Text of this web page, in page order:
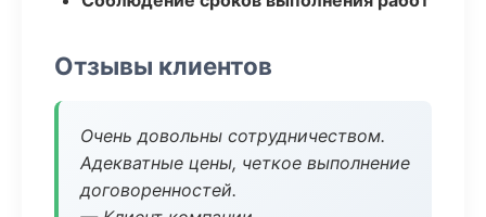
Отзывы клиентов
Очень довольны сотрудничеством.
Адекватные цены, четкое выполнение
договоренностей.